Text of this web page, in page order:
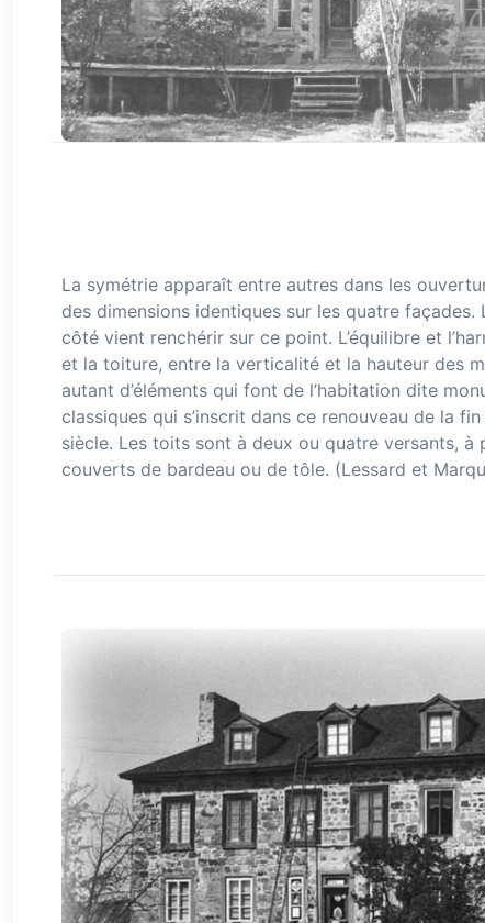
La symétrie apparaît entre autres dans les
des dimensions identiques sur les quatre
côté vient renchérir sur ce point. L’équilibre et
et la toiture, entre la verticalité et la hauteur des
autant d’éléments qui font de l’habitation dite
classiques qui s’inscrit dans ce renouveau de la fin
siècle. Les toits sont à deux ou quatre versants,
couverts de bardeau ou de tôle. (Lessard et